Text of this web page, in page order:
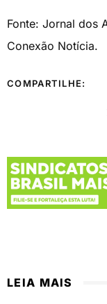
Fonte: Jornal dos
Conexão Notícia.
COMPARTILHE:
LEIA MAIS